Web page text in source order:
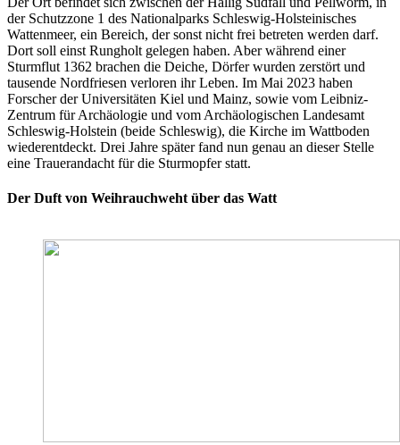
der Schutzzone 1 des Nationalparks Schleswig-Holsteinisches
Wattenmeer, ein Bereich, der sonst nicht frei betreten werden darf.
Dort soll einst Rungholt gelegen haben. Aber während einer
Sturmflut 1362 brachen die Deiche, Dörfer wurden zerstört und
tausende Nordfriesen verloren ihr Leben. Im Mai 2023 haben
Forscher der Universitäten Kiel und Mainz, sowie vom Leibniz-
Zentrum für Archäologie und vom Archäologischen Landesamt
Schleswig-Holstein (beide Schleswig), die Kirche im Wattboden
wiederentdeckt. Drei Jahre später fand nun genau an dieser Stelle
eine Trauerandacht für die Sturmopfer statt.
Der Duft von Weihrauchweht über das Watt